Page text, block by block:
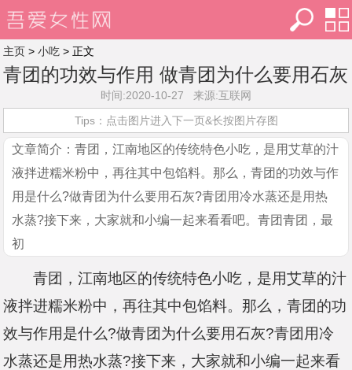
主页 >小吃 > 正文
青团的功效与作用 做青团为什么要用石灰
时间:2020-10-27 来源:互联网
Tips：点击图片进入下一页&长按图片存图
文章简介：青团，江南地区的传统特色小吃，是用艾草的汁
液拌进糯米粉中，再往其中包馅料。那么，青团的功效与作
用是什么?做青团为什么要用石灰?青团用冷水蒸还是用热
水蒸?接下来，大家就和小编一起来看看吧。青团青团，最
初
青团，江南地区的传统特色小吃，是用艾草的汁
液拌进糯米粉中，再往其中包馅料。那么，青团的功
效与作用是什么?做青团为什么要用石灰?青团用冷
水蒸还是用热水蒸?接下来，大家就和小编一起来看